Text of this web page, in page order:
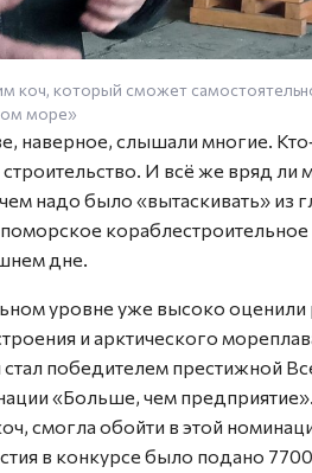
коч, который сможет
море»
наверное, слышали многие.
строительство. И всё же вряд
надо было «вытаскивать»
дне.
уровне уже высоко
и арктического
победителем престижной
«Больше, чем
смогла обойти в этой
в конкурсе было подано